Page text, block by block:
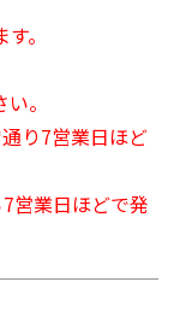
。
。
り7営業日ほど
営業日ほどで発